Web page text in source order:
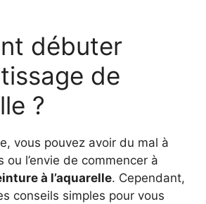
débuter
de
?
vous pouvez avoir du mal à
ou l’envie de commencer à
à l’aquarelle. Cependant,
conseils simples pour vous